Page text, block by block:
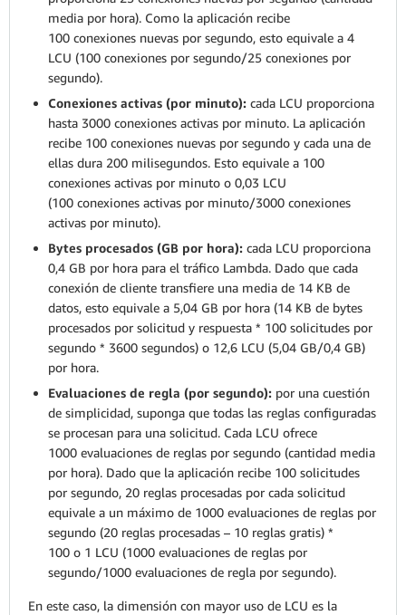
media por hora). Como la aplicación recibe
100 conexiones nuevas por segundo, esto equivale a 4
LCU (100 conexiones por segundo/25 conexiones por
segundo).
Conexiones activas (por minuto): cada LCU proporciona
hasta 3000 conexiones activas por minuto. La aplicación
recibe 100 conexiones nuevas por segundo y cada una de
ellas dura 200 milisegundos. Esto equivale a 100
conexiones activas por minuto o 0,03 LCU
(100 conexiones activas por minuto/3000 conexiones
activas por minuto).
Bytes procesados (GB por hora): cada LCU proporciona
0,4 GB por hora para el tráfico Lambda. Dado que cada
conexión de cliente transfiere una media de 14 KB de
datos, esto equivale a 5,04 GB por hora (14 KB de bytes
procesados por solicitud y respuesta * 100 solicitudes por
segundo * 3600 segundos) o 12,6 LCU (5,04 GB/0,4 GB)
por hora.
Evaluaciones de regla (por segundo): por una cuestión
de simplicidad, suponga que todas las reglas configuradas
se procesan para una solicitud. Cada LCU ofrece
1000 evaluaciones de reglas por segundo (cantidad media
por hora). Dado que la aplicación recibe 100 solicitudes
por segundo, 20 reglas procesadas por cada solicitud
equivale a un máximo de 1000 evaluaciones de reglas por
segundo (20 reglas procesadas – 10 reglas gratis) *
100 o 1 LCU (1000 evaluaciones de reglas por
segundo/1000 evaluaciones de regla por segundo).
En este caso, la dimensión con mayor uso de LCU es la